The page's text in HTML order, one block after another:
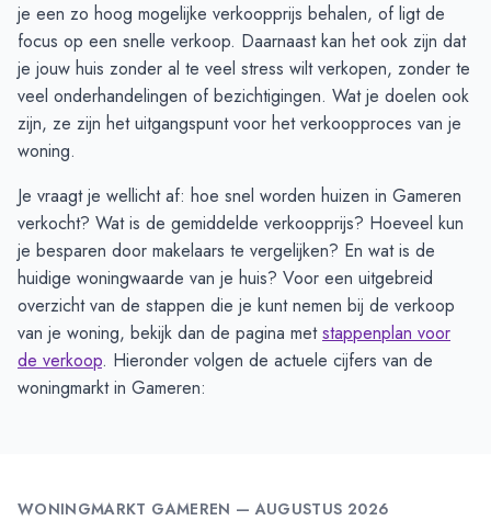
je een zo hoog mogelijke verkoopprijs behalen, of ligt de
focus op een snelle verkoop. Daarnaast kan het ook zijn dat
je jouw huis zonder al te veel stress wilt verkopen, zonder te
veel onderhandelingen of bezichtigingen. Wat je doelen ook
zijn, ze zijn het uitgangspunt voor het verkoopproces van je
woning.
Je vraagt je wellicht af: hoe snel worden huizen in Gameren
verkocht? Wat is de gemiddelde verkoopprijs? Hoeveel kun
je besparen door makelaars te vergelijken? En wat is de
huidige woningwaarde van je huis? Voor een uitgebreid
overzicht van de stappen die je kunt nemen bij de verkoop
van je woning, bekijk dan de pagina metstappenplan voor
de verkoop. Hieronder volgen de actuele cijfers van de
woningmarkt in Gameren:
WONINGMARKT GAMEREN —AUGUSTUS 2026